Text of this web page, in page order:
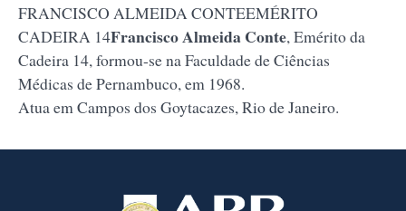
FRANCISCO ALMEIDA CONTEEMÉRITO
CADEIRA 14Francisco Almeida Conte, Emérito da
Cadeira 14, formou-se na Faculdade de Ciências
Médicas de Pernambuco, em 1968.
Atua em Campos dos Goytacazes, Rio de Janeiro.